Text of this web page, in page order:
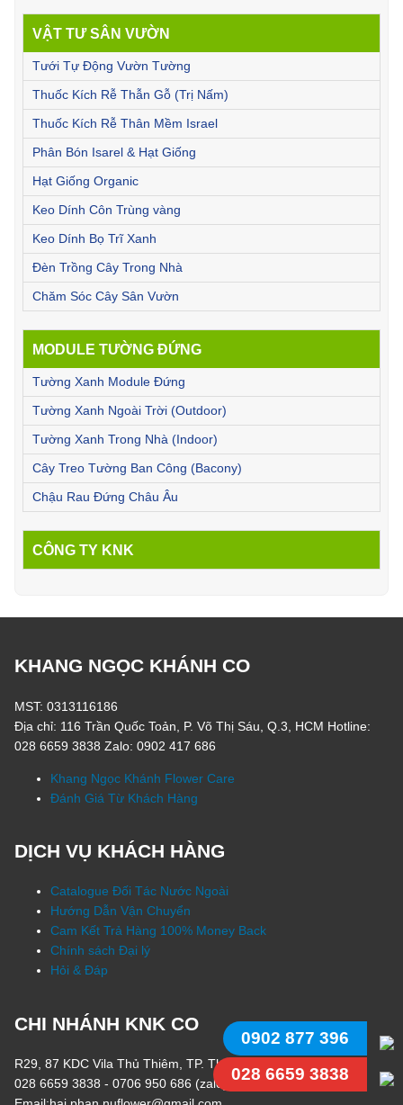
VẬT TƯ SÂN VƯỜN
Tưới Tự Động Vườn Tường
Thuốc Kích Rễ Thẫn Gỗ (Trị Nấm)
Thuốc Kích Rễ Thân Mềm Israel
Phân Bón Isarel & Hạt Giống
Hạt Giống Organic
Keo Dính Côn Trùng vàng
Keo Dính Bọ Trĩ Xanh
Đèn Trồng Cây Trong Nhà
Chăm Sóc Cây Sân Vườn
MODULE TƯỜNG ĐỨNG
Tường Xanh Module Đứng
Tường Xanh Ngoài Trời (Outdoor)
Tường Xanh Trong Nhà (Indoor)
Cây Treo Tường Ban Công (Bacony)
Chậu Rau Đứng Châu Âu
CÔNG TY KNK
KHANG NGỌC KHÁNH CO
MST: 0313116186
Địa chỉ: 116 Trần Quốc Toản, P. Võ Thị Sáu, Q.3, HCM Hotline:
028 6659 3838 Zalo: 0902 417 686
Khang Ngọc Khánh Flower Care
Đánh Giá Từ Khách Hàng
DỊCH VỤ KHÁCH HÀNG
Catalogue Đối Tác Nước Ngoài
Hướng Dẫn Vận Chuyển
Cam Kết Trả Hàng 100% Money Back
Chính sách Đại lý
Hỏi & Đáp
CHI NHÁNH KNK CO
R29, 87 KDC Vila Thủ Thiêm, TP. Thủ Đức, HCM
028 6659 3838 - 0706 950 686 (zalo)
0902 877 396
028 6659 3838